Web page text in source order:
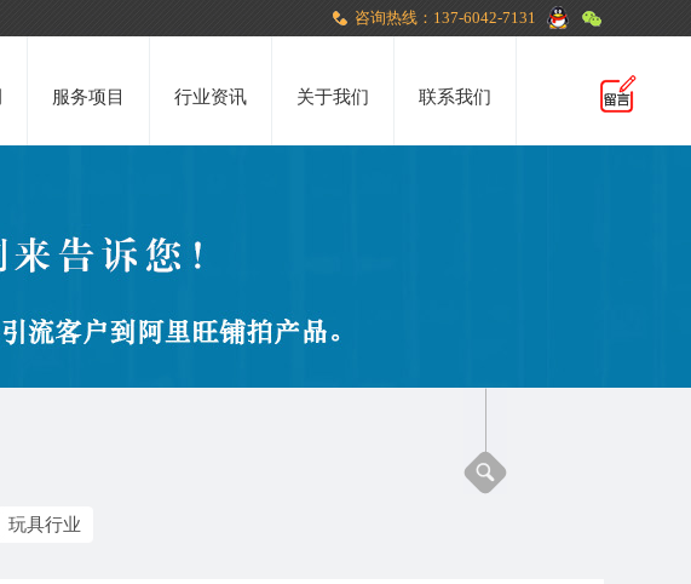
咨询热线：137-6042-7131
服务项目 行业资讯 关于我们 联系我们
玩具行业